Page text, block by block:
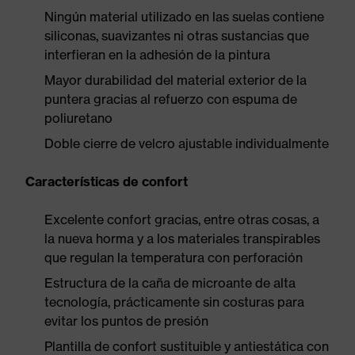
Ningún material utilizado en las suelas contiene
siliconas, suavizantes ni otras sustancias que
interfieran en la adhesión de la pintura
Mayor durabilidad del material exterior de la
puntera gracias al refuerzo con espuma de
poliuretano
Doble cierre de velcro ajustable individualmente
Características de confort
Excelente confort gracias, entre otras cosas, a
la nueva horma y a los materiales transpirables
que regulan la temperatura con perforación
Estructura de la caña de microante de alta
tecnología, prácticamente sin costuras para
evitar los puntos de presión
Plantilla de confort sustituible y antiestática con